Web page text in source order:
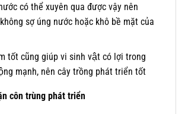
có thể xuyên qua được vậy nên
sợ úng nước hoặc khô bề mặt của
tốt cũng giúp vi sinh vật có lợi trong
mạnh, nên cây trồng phát triển tốt
côn trùng phát triển